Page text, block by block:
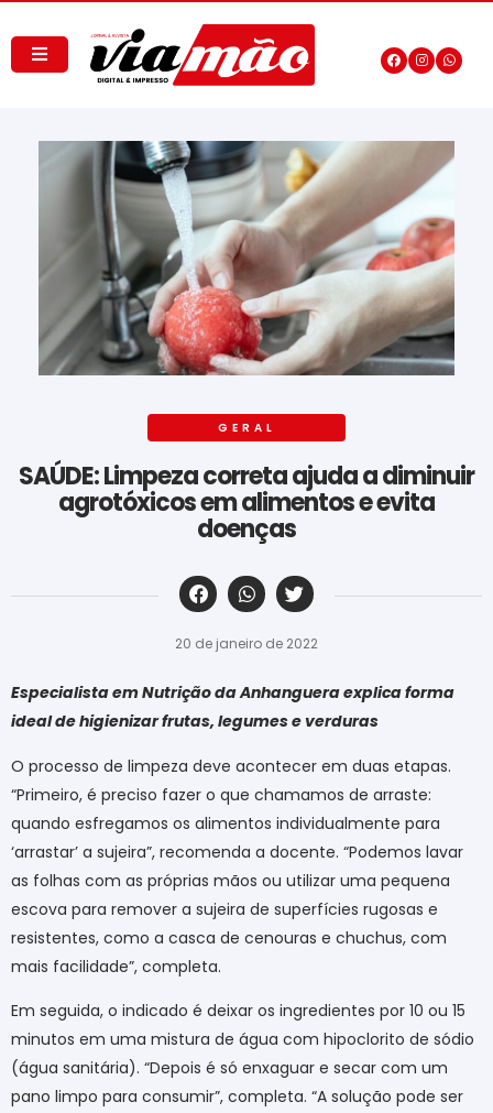
GERAL
SAÚDE: Limpeza correta ajuda a diminuir
agrotóxicos em alimentos e evita
doenças
‎ ‎ ‎ ‎ ‎ ‎ ‎ ‎ ‎ ‎ ‎ ‎ ‎ ‎ ‎ ‎ ‎ ‎ ‎ ‎ ‎ ‎ ‎ ‎ ‎ ‎ ‎ ‎ ‎ ‎ ‎
20 de janeiro de 2022
Especialista em Nutrição da Anhanguera explica forma
ideal de higienizar frutas, legumes e verduras
O processo de limpeza deve acontecer em duas etapas.
“Primeiro, é preciso fazer o que chamamos de arraste:
quando esfregamos os alimentos individualmente para
‘arrastar’ a sujeira”, recomenda a docente. “Podemos lavar
as folhas com as próprias mãos ou utilizar uma pequena
escova para remover a sujeira de superfícies rugosas e
resistentes, como a casca de cenouras e chuchus, com
mais facilidade”, completa.
Em seguida, o indicado é deixar os ingredientes por 10 ou 15
minutos em uma mistura de água com hipoclorito de sódio
(água sanitária). “Depois é só enxaguar e secar com um
pano limpo para consumir”, completa. “A solução pode ser